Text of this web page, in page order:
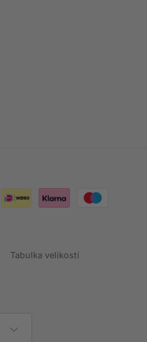
Tabulka velikostí